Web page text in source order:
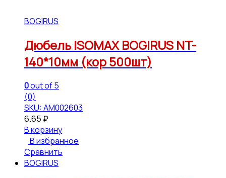
BOGIRUS
Дюбель ISOMAX BOGIRUS NT-
140*10мм (кор 500шт)
0out of 5
(0)
SKU: АМ002603
6.65 ₽
В корзину
В избранное
Сравнить
BOGIRUS